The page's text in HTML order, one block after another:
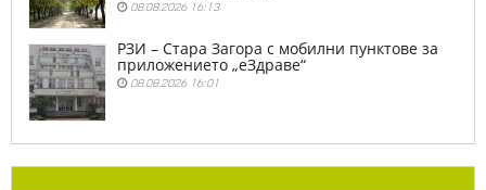
08.08.2026 16:13
РЗИ – Стара Загора с мобилни пунктове за
приложението „еЗдраве“
08.08.2026 16:01